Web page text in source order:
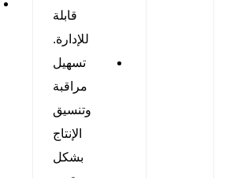
قابلة
للإدارة.
تسهيل
مراقبة
وتنسيق
الإنتاج
بشكل